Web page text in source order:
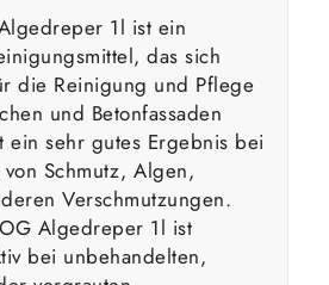
1l ist ein
das sich
die Reinigung und Pflege
und Betonfassaden
ein sehr gutes Ergebnis bei
Schmutz, Algen,
Verschmutzungen.
Algedreper 1l ist
bei unbehandelten,